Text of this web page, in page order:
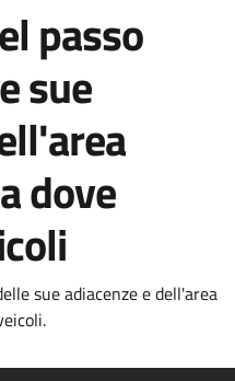
passo
sue
dove
sue adiacenze e dell'area